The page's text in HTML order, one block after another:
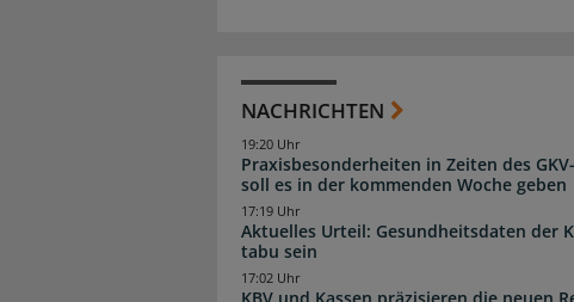
NACHRICHTEN
Praxisbesonderheiten in Zeiten des
soll es in der kommenden Woche geben
19:20 Uhr
Aktuelles Urteil: Gesundheitsdaten der
tabu sein
17:19 Uhr
17:02 Uhr